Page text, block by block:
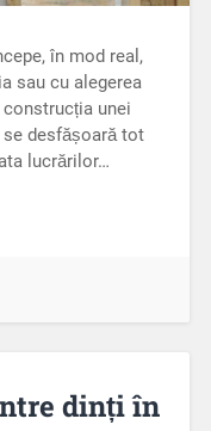
în mod real,
sau cu alegerea
unei
desfășoară tot
lucrărilor…
dinți în